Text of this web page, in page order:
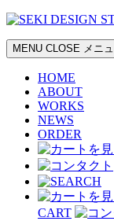
MENU CLOSE メニ
HOME
ABOUT
WORKS
NEWS
ORDER
CART